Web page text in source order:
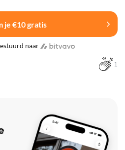
je €10 gratis
naar
1